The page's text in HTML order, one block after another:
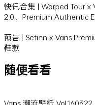
快讯合集 | Warped Tour
2.0、Premium Authentic
预告 | Setinn x Vans
鞋款
随便看看